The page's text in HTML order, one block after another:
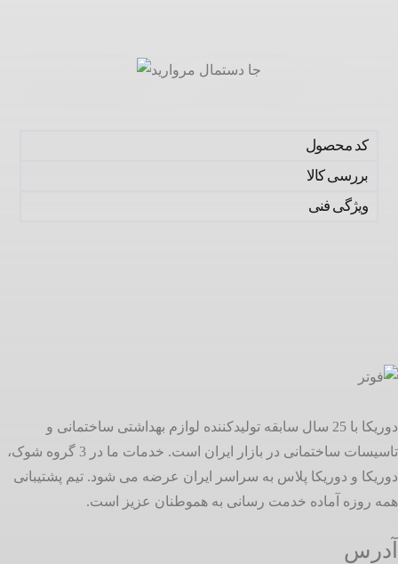
کد محصول
بررسی کالا
ویژگی فنی
دوریکا با 25 سال سابقه تولیدکننده لوازم بهداشتی ساختمانی و
تاسیسات ساختمانی در بازار ایران است. خدمات ما در 3 گروه شوک،
دوریکا و دوریکا پلاس به سراسر ایران عرضه می شود. تیم پشتیبانی
همه روزه آماده خدمت رسانی به هموطنان عزیز است.
آدرس